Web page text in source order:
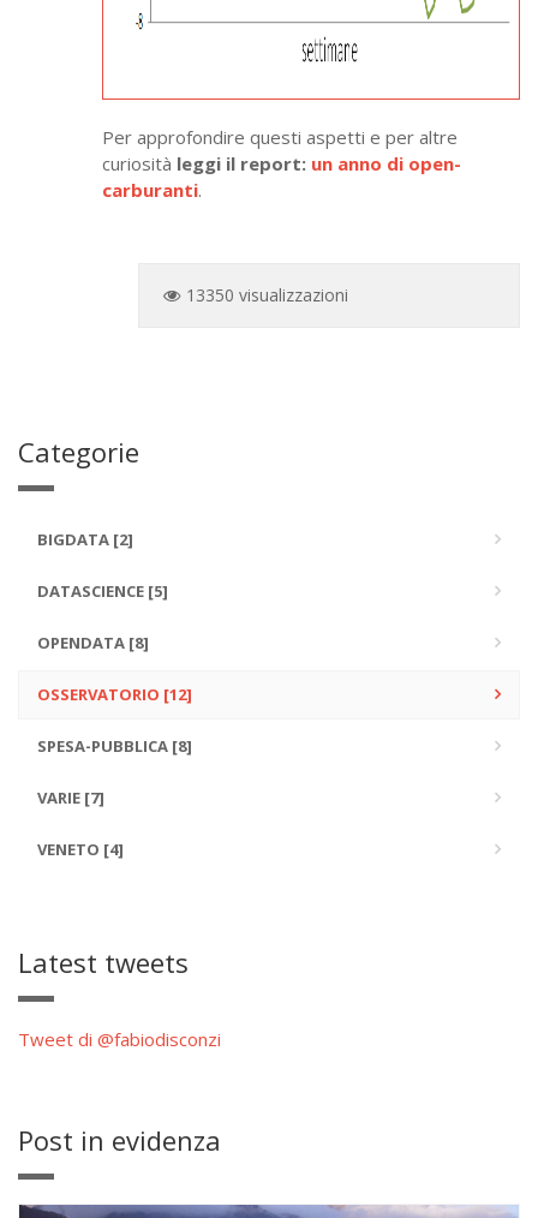
Per approfondire questi aspetti e per altre
curiosità leggi il report: un anno di open-
carburanti.
13350 visualizzazioni
Categorie
BIGDATA [2]
DATASCIENCE [5]
OPENDATA [8]
OSSERVATORIO [12]
SPESA-PUBBLICA [8]
VARIE [7]
VENETO [4]
Latest tweets
Tweet di @fabiodisconzi
Post in evidenza